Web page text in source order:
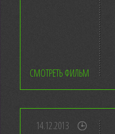
СМОТРЕТЬ ФИЛЬМ
14.12.2013